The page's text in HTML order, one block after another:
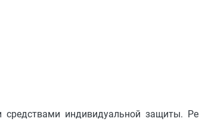
средствами индивидуальной защиты.